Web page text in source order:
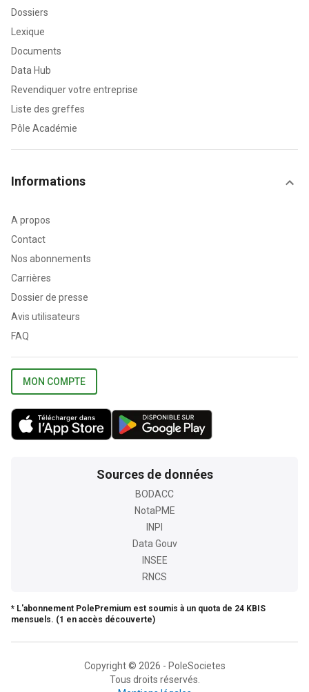
Dossiers
Lexique
Documents
Data Hub
Revendiquer votre entreprise
Liste des greffes
Pôle Académie
Informations
A propos
Contact
Nos abonnements
Carrières
Dossier de presse
Avis utilisateurs
FAQ
MON COMPTE
Sources de données
BODACC
NotaPME
INPI
Data Gouv
INSEE
RNCS
* L'abonnement PolePremium est soumis à un quota de 24 KBIS
mensuels. (1 en accès découverte)
Copyright © 2026 - PoleSocietes
Tous droits réservés.